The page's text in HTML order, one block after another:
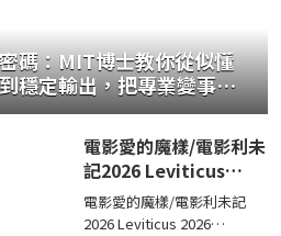
碼：MIT博士教你從似懂
穩定輸出，把專業變事業
升級攻略 /麥特．比恩(容
電影愛的魔樣/電影利未
記2026 Leviticus
2026
電影愛的魔樣/電影利未記
2026 Leviticus 2026